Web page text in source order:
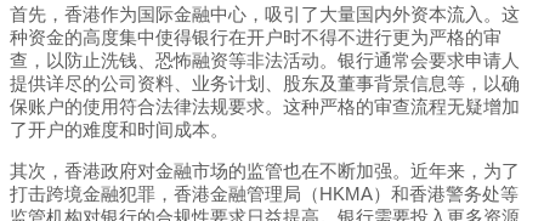
首先，香港作为国际金融中心，吸引了大量国内外资本流入。这
种资金的高度集中使得银行在开户时不得不进行更为严格的审
查，以防止洗钱、恐怖融资等非法活动。银行通常会要求申请人
提供详尽的公司资料、业务计划、股东及董事背景信息等，以确
保账户的使用符合法律法规要求。这种严格的审查流程无疑增加
了开户的难度和时间成本。
其次，香港政府对金融市场的监管也在不断加强。近年来，为了
打击跨境金融犯罪，香港金融管理局（HKMA）和香港警务处等
监管机构对银行的合规性要求日益提高。银行需要投入更多资源